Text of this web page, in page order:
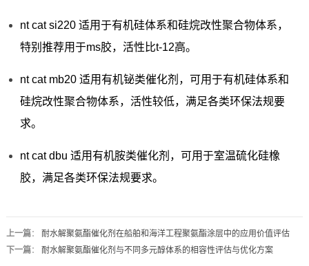
nt cat si220 适用于有机硅体系和硅烷改性聚合物体系，
特别推荐用于ms胶，活性比t-12高。
nt cat mb20 适用有机铋类催化剂，可用于有机硅体系和
硅烷改性聚合物体系，活性较低，满足各类环保法规要
求。
nt cat dbu 适用有机胺类催化剂，可用于室温硫化硅橡
胶，满足各类环保法规要求。
上一篇： 耐水解聚氨酯催化剂在船舶和海洋工程聚氨酯涂层中的应用价值评估
下一篇： 耐水解聚氨酯催化剂与不同多元醇体系的相容性评估与优化方案